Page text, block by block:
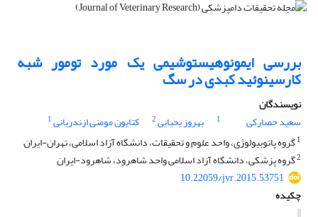
بررسی ایمونوهیستوشیمی یک مورد تومور شبه
کارسینوئید کبدی در سگ
نویسندگان
سعید حصارکی
1 بهروز یحیایی2 کتایون مومنی ازندریانی1
1گروه پاتوبیولوژی، واحد علوم و تحقیقات، دانشگاه آزاد اسلامی، تهران-ایران
2گروه پزشکی، دانشگاه آزاد اسلامی واحد شاهرود، شاهرود-ایران
10.22059/jvr.2015.53751
چکیده